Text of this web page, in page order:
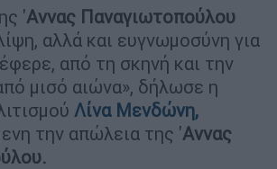
'Αννας Παναγιωτοπούλου
αλλά και ευγνωμοσύνη για
από τη σκηνή και την
μισό αιώνα», δήλωσε η
Λίνα Μενδώνη,
την απώλεια της 'Αννας